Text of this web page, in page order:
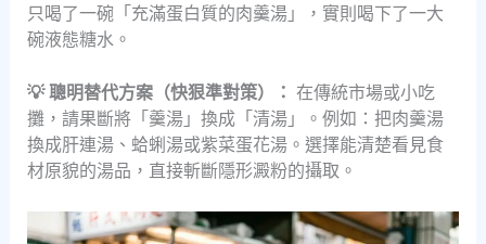
只喝了一碗「充滿蛋白質的肉羹湯」，實則喝下了一大
碗液態糖水。
💡 聰明替代方案（快狠準對策）： 在傳統市場或小吃
攤，請果斷將「羹湯」換成「清湯」。例如：把肉羹湯
換成肝連湯、蛤蜊湯或紫菜蛋花湯。選擇能清楚看見食
材原貌的湯品，直接斬斷隱形澱粉的攝取。